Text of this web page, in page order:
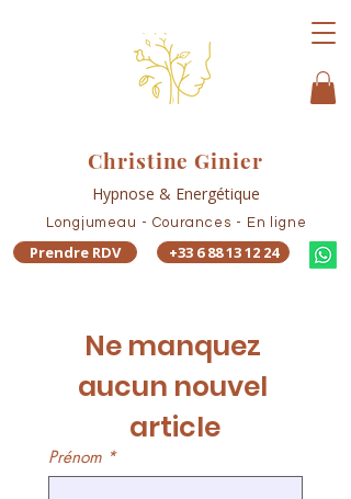
Christine Ginier
Hypnose & Energétique
Longjumeau - Courances - En ligne
Prendre RDV +33 6 88 13 12 24
Ne manquez
aucun nouvel
article
Prénom *